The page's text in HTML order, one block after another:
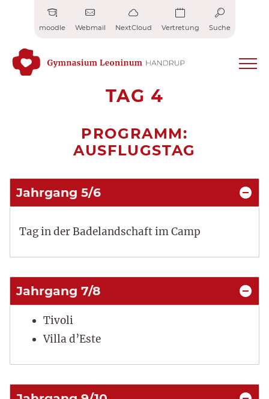
moodle Webmail NextCloud Vertretung Suche
TAG 4
PROGRAMM:
AUSFLUGSTAG
Jahrgang 5/6
Tag in der Badelandschaft im Camp
Jahrgang 7/8
Tivoli
Villa d’Este